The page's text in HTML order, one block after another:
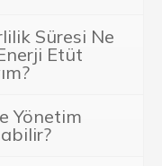
Süresi Ne
Etüt
Yönetim